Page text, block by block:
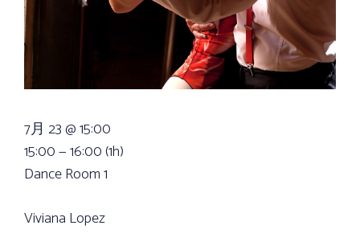
7月 23 @ 15:00
15:00 — 16:00(1h)
Dance Room 1
Viviana Lopez